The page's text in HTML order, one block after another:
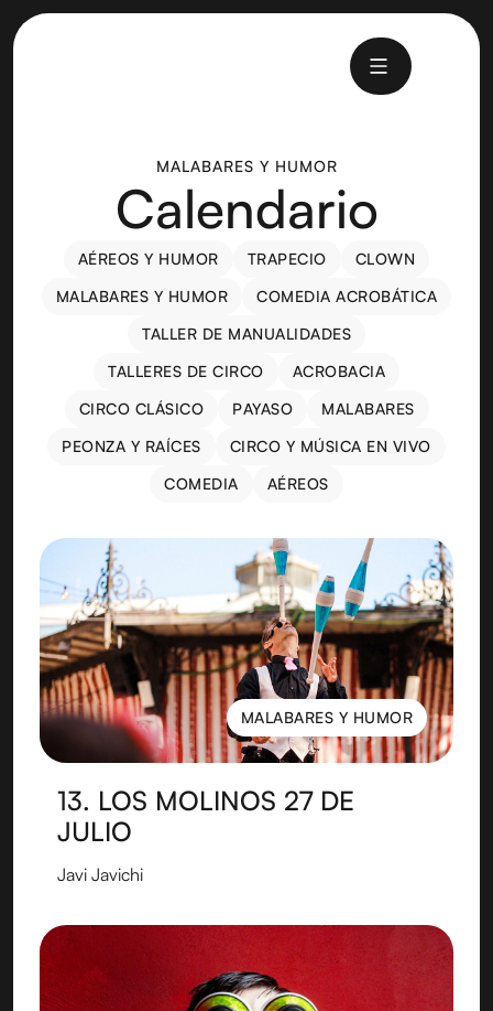
MALABARES Y HUMOR
Calendario
AÉREOS Y HUMOR
TRAPECIO
CLOWN
MALABARES Y HUMOR
COMEDIA ACROBÁTICA
TALLER DE MANUALIDADES
TALLERES DE CIRCO
ACROBACIA
CIRCO CLÁSICO
PAYASO
MALABARES
PEONZA Y RAÍCES
CIRCO Y MÚSICA EN VIVO
COMEDIA
AÉREOS
MALABARES Y HUMOR
MALABARES Y HUMOR
13. LOS MOLINOS 27 DE
JULIO
Javi Javichi